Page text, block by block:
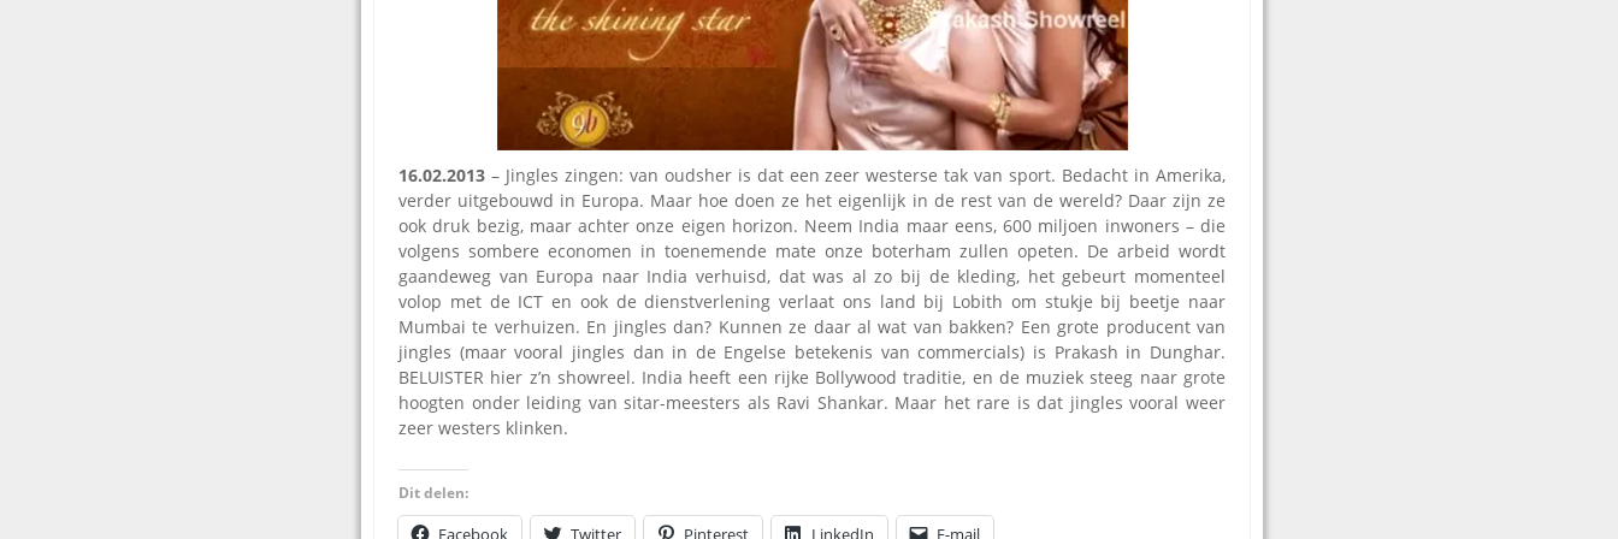
Omroepbanden
Stoomfluit Klaas
Vaak
Uitvinding
jinglecassette
16.02.2013 – Jingles zingen: van oudsher is dat een zeer westerse tak van sport. Bedacht in Amerika,
verder uitgebouwd in Europa. Maar hoe doen ze het eigenlijk in de rest van de wereld? Daar zijn ze
ook druk bezig, maar achter onze eigen horizon. Neem India maar eens, 600 miljoen inwoners – die
volgens sombere economen in toenemende mate onze boterham zullen opeten. De arbeid wordt
gaandeweg van Europa naar India verhuisd, dat was al zo bij de kleding, het gebeurt momenteel
volop met de ICT en ook de dienstverlening verlaat ons land bij Lobith om stukje bij beetje naar
Mumbai te verhuizen. En jingles dan? Kunnen ze daar al wat van bakken? Een grote producent van
jingles (maar vooral jingles dan in de Engelse betekenis van commercials) is Prakash in Dunghar.
BELUISTER hier z’n showreel. India heeft een rijke Bollywood traditie, en de muziek steeg naar grote
hoogten onder leiding van sitar-meesters als Ravi Shankar. Maar het rare is dat jingles vooral weer
zeer westers klinken.
Dit delen:
Facebook Twitter Pinterest LinkedIn E-mail